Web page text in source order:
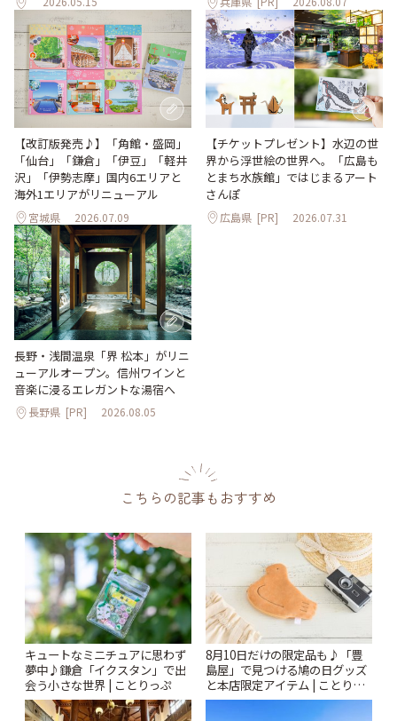
【改訂版発売♪】「角館・盛岡」
「仙台」「鎌倉」「伊豆」「軽井
沢」「伊勢志摩」国内6エリアと
海外1エリアがリニューアル
宮城県 2026.07.09
【チケットプレゼント】水辺の世
界から浮世絵の世界へ。「広島も
とまち水族館」ではじまるアート
さんぽ
広島県 [PR] 2026.07.31
長野・浅間温泉「界 松本」がリニ
ューアルオープン。信州ワインと
音楽に浸るエレガントな湯宿へ
長野県 [PR] 2026.08.05
こちらの記事もおすすめ
キュートなミニチュアに思わず
夢中♪鎌倉「イクスタン」で出
会う小さな世界 | ことりっぷ
8月10日だけの限定品も♪「豊
島屋」で見つける鳩の日グッズ
と本店限定アイテム | ことりっ
ぷ